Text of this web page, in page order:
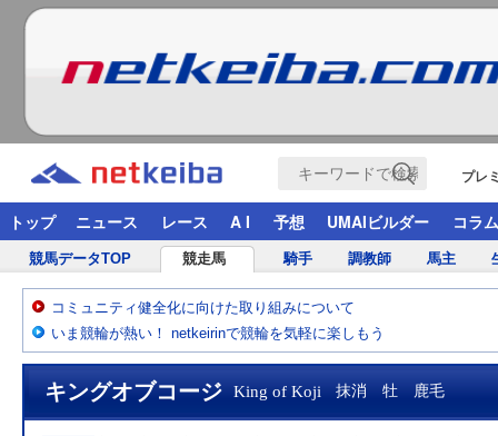
プレ
トップ ニュース レース A I 予想 UMAIビルダー コラム
競馬データTOP 競走馬 騎手 調教師 馬主
コミュニティ健全化に向けた取り組みについて
いま競輪が熱い！ netkeirinで競輪を気軽に楽しもう
キングオブコージ King of Koji 抹消 牡 鹿毛